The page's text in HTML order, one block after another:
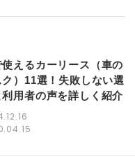
使えるカーリース（車の
）11選！失敗しない選
用者の声を詳しく紹介